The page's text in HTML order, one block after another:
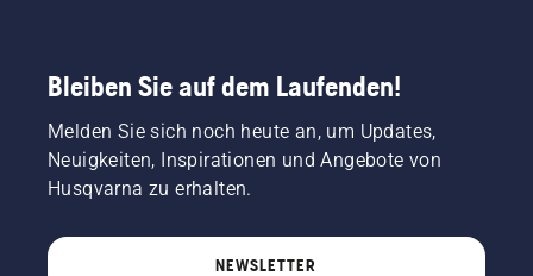
Bleiben Sie auf dem Laufenden!
Melden Sie sich noch heute an, um Updates,
Neuigkeiten, Inspirationen und Angebote von
Husqvarna zu erhalten.
NEWSLETTER